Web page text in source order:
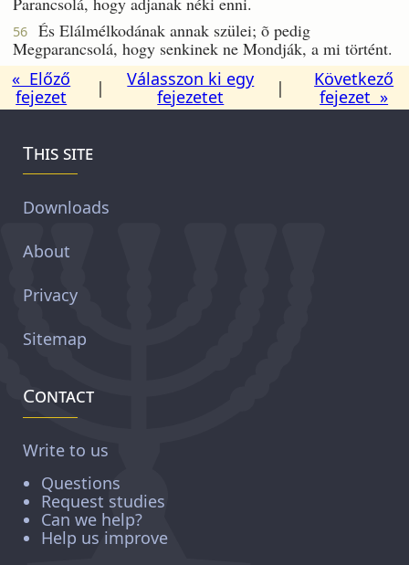
56
És Elálmélkodának annak szülei; õ pedig
Megparancsolá, hogy senkinek ne Mondják, a mi történt.
« Előző
fejezet
|
Válasszon ki egy
fejezetet
|
Következő
fejezet »
This site
Downloads
About
Privacy
Sitemap
Contact
Write to us
Questions
Request studies
Can we help?
Help us improve